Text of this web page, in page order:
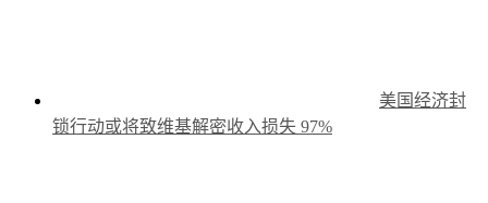
美国经济封
锁行动或将致维基解密收入损失 97%